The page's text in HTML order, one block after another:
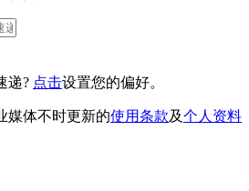
递? 点击设置您的偏好。
媒体不时更新的使用条款及个人资料